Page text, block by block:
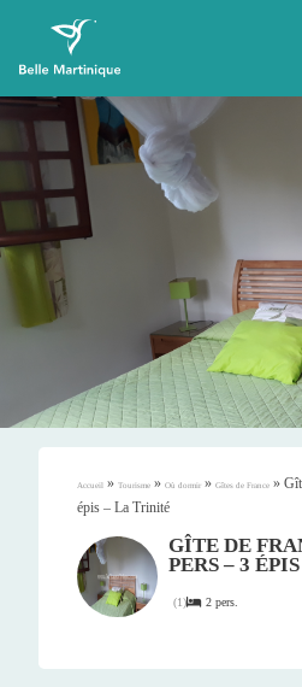
Accueil » Tourisme » Où dormir » Gîtes de France »
épis – La Trinité
GÎTE DE
PERS – 3
(1) 2 pers.